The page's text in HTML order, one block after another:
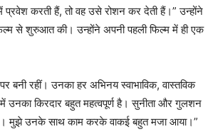
करती हैं, तो वह उसे रोशन कर देती हैं।” उन्होंने
से शुरुआत की। उन्होंने अपनी पहली फिल्म में ही एक
बनी रहीं। उनका हर अभिनय स्वाभाविक, वास्तविक
किरदार बहुत महत्वपूर्ण है। सुनीता और गुलशन
मुझे उनके साथ काम करके वाकई बहुत मजा आया।”